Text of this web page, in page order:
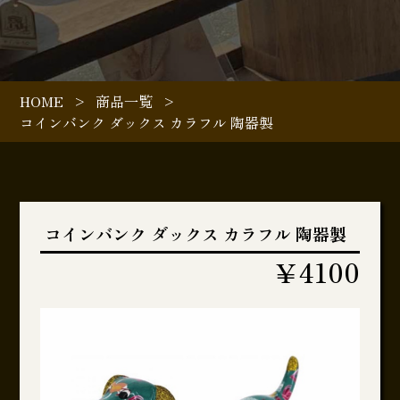
HOME > 商品一覧 >
コインバンク ダックス カラフル 陶器製
コインバンク ダックス カラフル 陶器製
￥4100